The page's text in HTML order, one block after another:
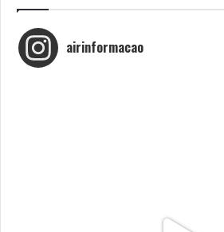
airinformacao